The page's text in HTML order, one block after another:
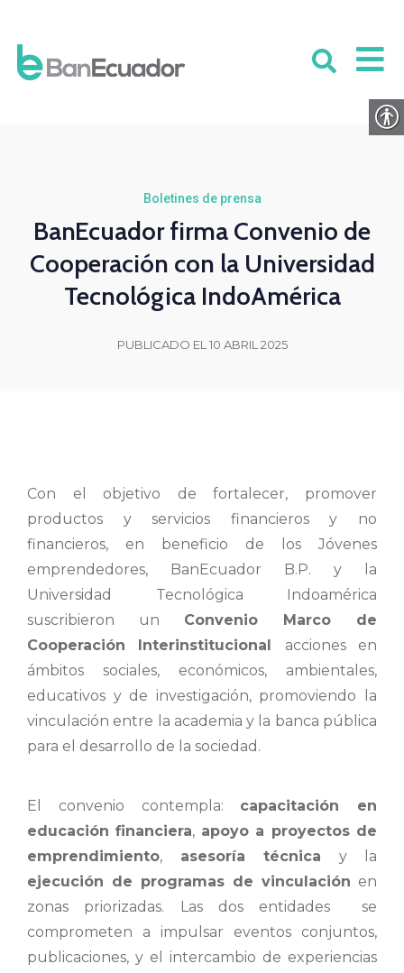
Boletines de prensa
BanEcuador firma Convenio de
Cooperación con la Universidad
Tecnológica IndoAmérica
PUBLICADO EL 10 ABRIL 2025
Con el objetivo de fortalecer, promover
productos y servicios financieros y no
financieros, en beneficio de los Jóvenes
emprendedores, BanEcuador B.P. y la
Universidad Tecnológica Indoamérica
suscribieron un Convenio Marco de
Cooperación Interinstitucional acciones en
ámbitos sociales, económicos, ambientales,
educativos y de investigación, promoviendo la
vinculación entre la academia y la banca pública
para el desarrollo de la sociedad.
El convenio contempla: capacitación en
educación financiera, apoyo a proyectos de
emprendimiento, asesoría técnica y la
ejecución de programas de vinculación en
zonas priorizadas. Las dos entidades se
comprometen a impulsar eventos conjuntos,
publicaciones, y el intercambio de experiencias